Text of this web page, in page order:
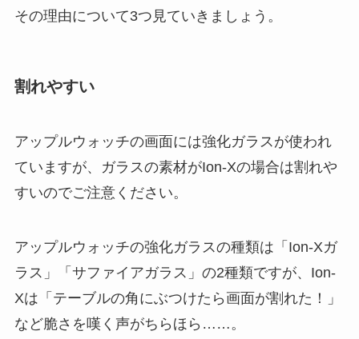
その理由について3つ見ていきましょう。
割れやすい
アップルウォッチの画面には強化ガラスが使われ
ていますが、ガラスの素材がIon-Xの場合は割れや
すいのでご注意ください。
アップルウォッチの強化ガラスの種類は「Ion-Xガ
ラス」「サファイアガラス」の2種類ですが、Ion-
Xは「テーブルの角にぶつけたら画面が割れた！」
など脆さを嘆く声がちらほら……。